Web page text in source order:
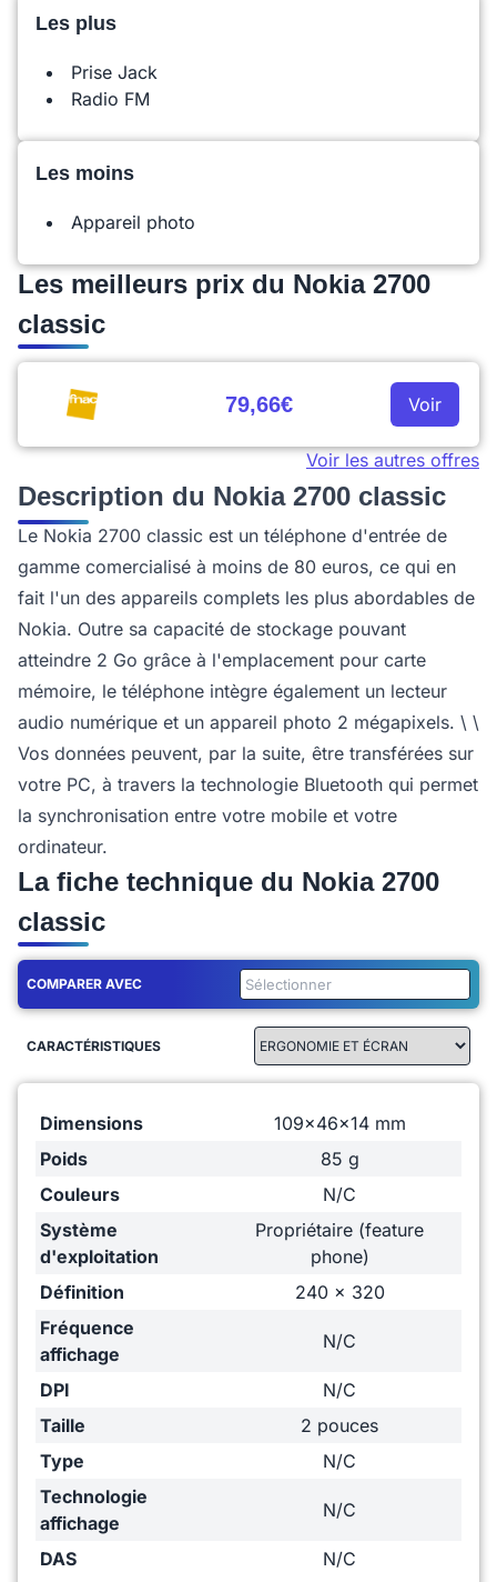
Les plus
Prise Jack
Radio FM
Les moins
Appareil photo
Les meilleurs prix du Nokia 2700
classic
79,66€ Voir
Voir les autres offres
Description du Nokia 2700 classic
Le Nokia 2700 classic est un téléphone d'entrée de
gamme comercialisé à moins de 80 euros, ce qui en
fait l'un des appareils complets les plus abordables de
Nokia. Outre sa capacité de stockage pouvant
atteindre 2 Go grâce à l'emplacement pour carte
mémoire, le téléphone intègre également un lecteur
audio numérique et un appareil photo 2 mégapixels. \ \
Vos données peuvent, par la suite, être transférées sur
votre PC, à travers la technologie Bluetooth qui permet
la synchronisation entre votre mobile et votre
ordinateur.
La fiche technique du Nokia 2700
classic
COMPARER AVEC
CARACTÉRISTIQUES
Dimensions
109x46x14 mm
Poids
85 g
Couleurs
N/C
Système
d'exploitation
Propriétaire (feature
phone)
Définition
240 x 320
Fréquence
affichage
N/C
DPI
N/C
Taille
2 pouces
Type
N/C
Technologie
affichage
N/C
DAS N/C